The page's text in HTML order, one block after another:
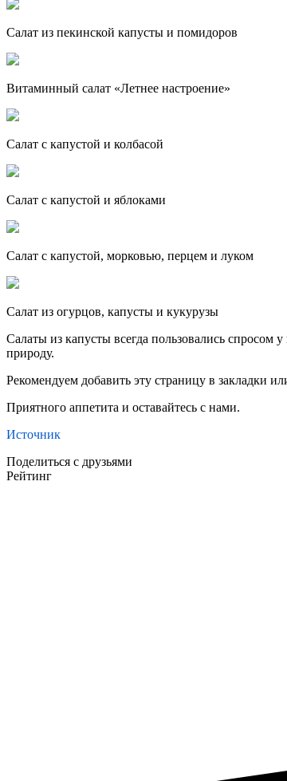
Салат из пекинской капусты и помидоров
Витаминный салат «Летнее настроение»
Салат с капустой и колбасой
Салат с капустой и яблоками
Cалат с капустой, морковью, перцем и луком
Салат из огурцов, капусты и кукурузы
Салаты из капусты всегда пользовались спросом
природу.
Рекомендуем добавить эту страницу в закладки
Приятного аппетита и оставайтесь с нами.
Источник
Поделиться с друзьями
Рейтинг